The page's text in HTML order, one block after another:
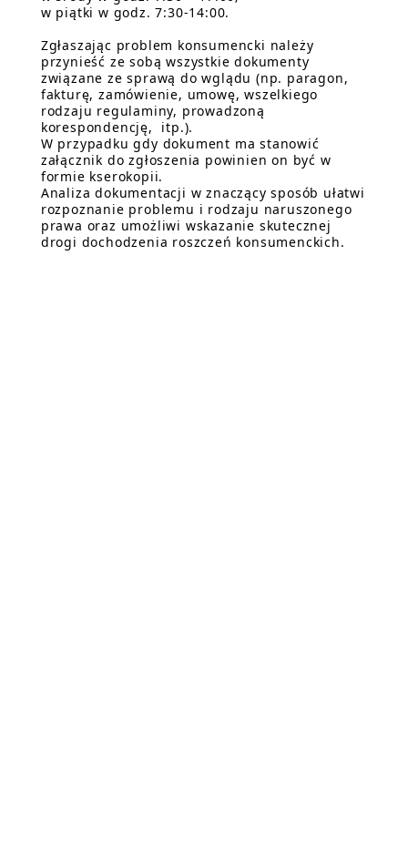
w piątki w godz. 7:30-14:00.
Zgłaszając problem konsumencki należy
przynieść ze sobą wszystkie dokumenty
związane ze sprawą do wglądu (np. paragon,
fakturę, zamówienie, umowę, wszelkiego
rodzaju regulaminy, prowadzoną
korespondencję, itp.).
W przypadku gdy dokument ma stanowić
załącznik do zgłoszenia powinien on być w
formie kserokopii.
Analiza dokumentacji w znaczący sposób ułatwi
rozpoznanie problemu i rodzaju naruszonego
prawa oraz umożliwi wskazanie skutecznej
drogi dochodzenia roszczeń konsumenckich.